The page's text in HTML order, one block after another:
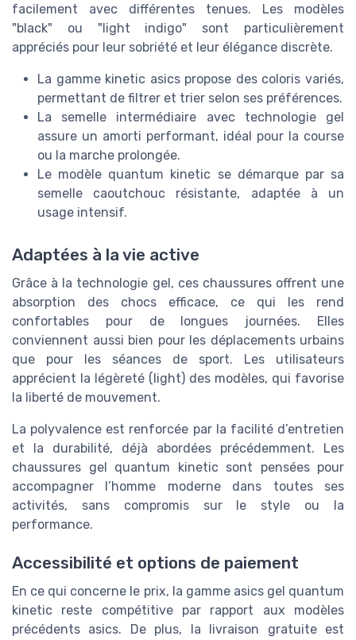
facilement avec différentes tenues. Les modèles
"black" ou "light indigo" sont particulièrement
appréciés pour leur sobriété et leur élégance discrète.
La gamme kinetic asics propose des coloris variés,
permettant de filtrer et trier selon ses préférences.
La semelle intermédiaire avec technologie gel
assure un amorti performant, idéal pour la course
ou la marche prolongée.
Le modèle quantum kinetic se démarque par sa
semelle caoutchouc résistante, adaptée à un
usage intensif.
Adaptées à la vie active
Grâce à la technologie gel, ces chaussures offrent une
absorption des chocs efficace, ce qui les rend
confortables pour de longues journées. Elles
conviennent aussi bien pour les déplacements urbains
que pour les séances de sport. Les utilisateurs
apprécient la légèreté (light) des modèles, qui favorise
la liberté de mouvement.
La polyvalence est renforcée par la facilité d’entretien
et la durabilité, déjà abordées précédemment. Les
chaussures gel quantum kinetic sont pensées pour
accompagner l’homme moderne dans toutes ses
activités, sans compromis sur le style ou la
performance.
Accessibilité et options de paiement
En ce qui concerne le prix, la gamme asics gel quantum
kinetic reste compétitive par rapport aux modèles
précédents asics. De plus, la livraison gratuite est